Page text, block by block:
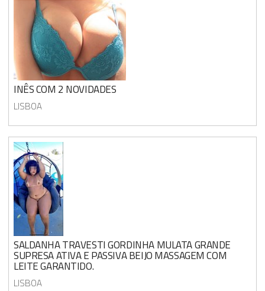
INÊS COM 2 NOVIDADES
LISBOA
SALDANHA TRAVESTI GORDINHA MULATA GRANDE
SUPRESA ATIVA E PASSIVA BEIJO MASSAGEM COM
LEITE GARANTIDO.
LISBOA